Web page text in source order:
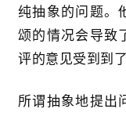
纯抽象的问题。
颂的情况会导致
评的意见受到到
所谓抽象地提出